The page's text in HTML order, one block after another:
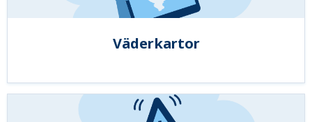
Väderkartor